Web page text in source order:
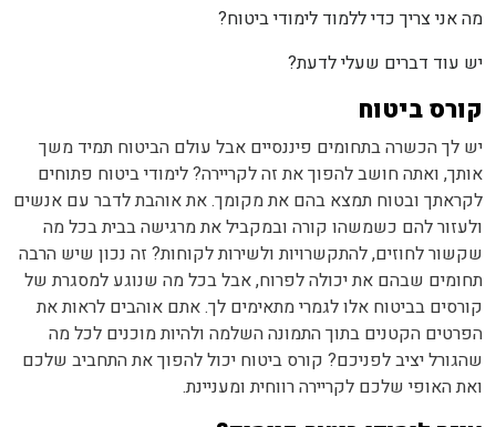
מה אני צריך כדי ללמוד לימודי ביטוח?
יש עוד דברים שעלי לדעת?
קורס ביטוח
יש לך הכשרה בתחומים פיננסיים אבל עולם הביטוח תמיד משך
אותך, ואתה חושב להפוך את זה לקריירה? לימודי ביטוח פתוחים
לקראתך ובטוח תמצא בהם את מקומך. את אוהבת לדבר עם אנשים
ולעזור להם כשמשהו קורה ובמקביל את מרגישה בבית בכל מה
שקשור לחוזים, להתקשרויות ולשירות לקוחות? זה נכון שיש הרבה
תחומים שבהם את יכולה לפרוח, אבל בכל מה שנוגע למסגרת של
קורסים בביטוח אלו לגמרי מתאימים לך. אתם אוהבים לראות את
הפרטים הקטנים בתוך התמונה השלמה ולהיות מוכנים לכל מה
שהגורל יציב לפניכם? קורס ביטוח יכול להפוך את התחביב שלכם
ואת האופי שלכם לקריירה רווחית ומעניינת.